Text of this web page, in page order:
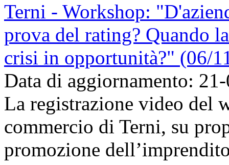
Terni - Workshop:
prova del rating? Quando
crisi in opportunità?" (06/
Data di aggiornamento:
La registrazione video del
commercio di Terni, su
promozione